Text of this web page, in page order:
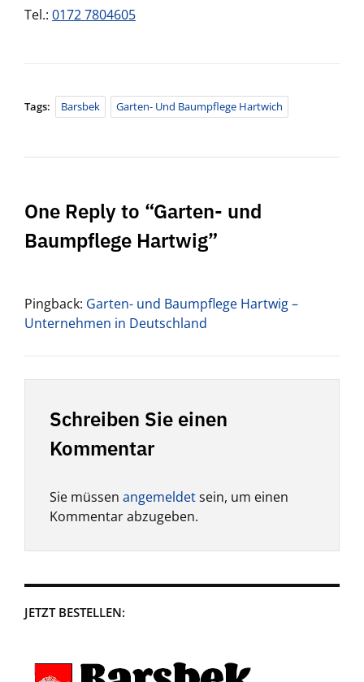
Tel.: 0172 7804605
Tags: Barsbek Garten- Und Baumpflege Hartwich
One Reply to “Garten- und
Baumpflege Hartwig”
Pingback: Garten- und Baumpflege Hartwig –
Unternehmen in Deutschland
Schreiben Sie einen
Kommentar
Sie müssen angemeldetsein, um einen
Kommentar abzugeben.
JETZT BESTELLEN: